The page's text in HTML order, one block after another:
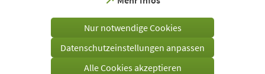
einem
Tab)
Nur notwendige Cookies
Datenschutzeinstellungen anpassen
Alle Cookies akzeptieren